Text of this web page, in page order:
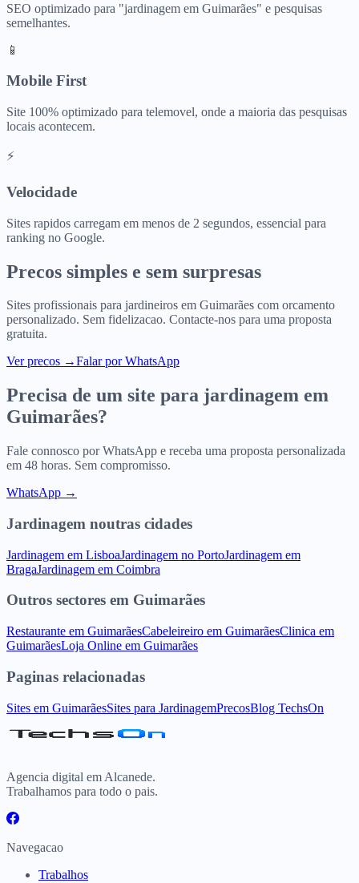
SEO optimizado para "jardinagem em Guimarães" e pesquisas
semelhantes.
📱
Mobile First
Site 100% optimizado para telemovel, onde a maioria das pesquisas
locais acontecem.
⚡
Velocidade
Sites rapidos carregam em menos de 2 segundos, essencial para
ranking no Google.
Precos simples e sem surpresas
Sites profissionais para jardineiros em Guimarães com orcamento
personalizado. Sem fidelizacao. Contacte-nos para uma proposta
gratuita.
Ver precos →Falar por WhatsApp
Precisa de um site para jardinagem em
Guimarães?
Fale connosco por WhatsApp e receba uma proposta personalizada
em 48 horas. Sem compromisso.
WhatsApp →
Jardinagem noutras cidades
Jardinagem em LisboaJardinagem no PortoJardinagem em
BragaJardinagem em Coimbra
Outros sectores em Guimarães
Restaurante em GuimarãesCabeleireiro em GuimarãesClinica em
GuimarãesLoja Online em Guimarães
Paginas relacionadas
Sites em GuimarãesSites para JardinagemPrecosBlog TechsOn
Agencia digital em Alcanede.
Trabalhamos para todo o pais.
Navegacao
Trabalhos